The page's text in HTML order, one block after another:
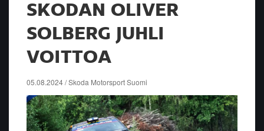
SKODAN OLIVER
SOLBERG JUHLI
VOITTOA
05.08.2024 / Skoda Motorsport Suomi